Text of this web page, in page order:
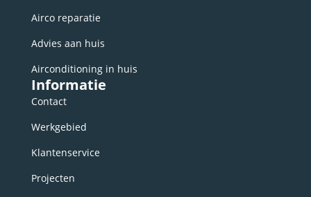
Airco reparatie
Advies aan huis
Airconditioning in huis
Informatie
Contact
Werkgebied
Klantenservice
Projecten